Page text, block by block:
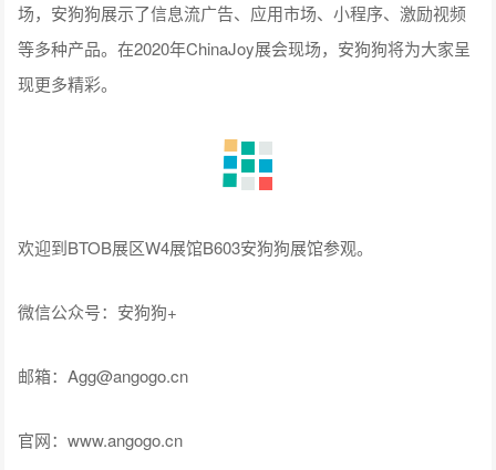
场，安狗狗展示了信息流广告、应用市场、小程序、激励视频
等多种产品。在2020年ChinaJoy展会现场，安狗狗将为大家呈
现更多精彩。
欢迎到BTOB展区W4展馆B603安狗狗展馆参观。
微信公众号：安狗狗+
邮箱：Agg@angogo.cn
官网：www.angogo.cn